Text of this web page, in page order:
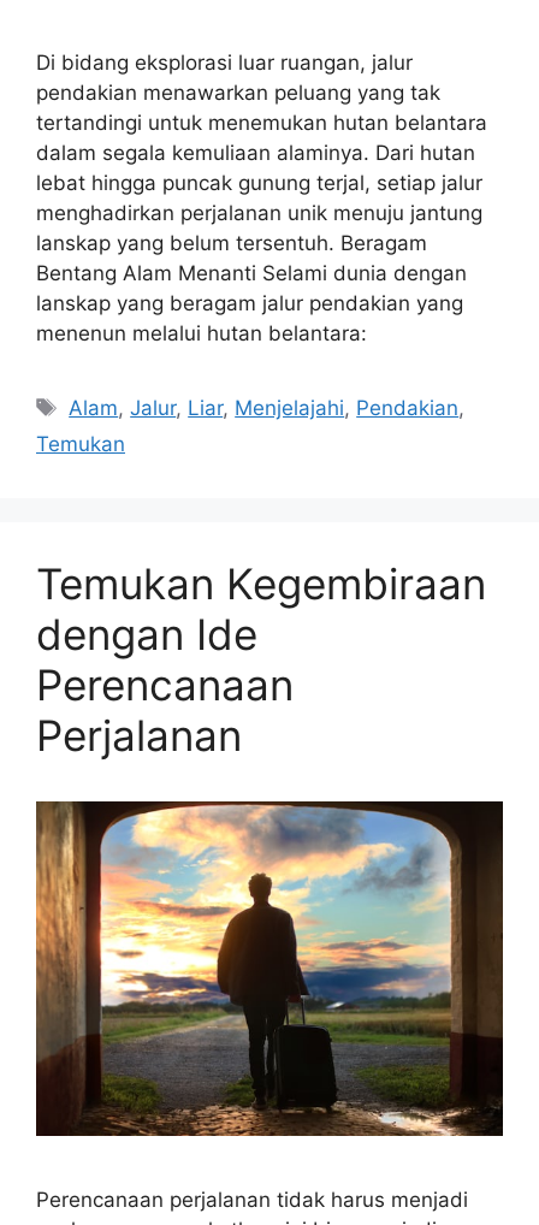
Di bidang eksplorasi luar ruangan, jalur
pendakian menawarkan peluang yang tak
tertandingi untuk menemukan hutan belantara
dalam segala kemuliaan alaminya. Dari hutan
lebat hingga puncak gunung terjal, setiap jalur
menghadirkan perjalanan unik menuju jantung
lanskap yang belum tersentuh. Beragam
Bentang Alam Menanti Selami dunia dengan
lanskap yang beragam jalur pendakian yang
menenun melalui hutan belantara:
Tags
Alam,Jalur, Liar, Menjelajahi, Pendakian,
Temukan
Temukan Kegembiraan
dengan Ide
Perencanaan
Perjalanan
Perencanaan perjalanan tidak harus menjadi